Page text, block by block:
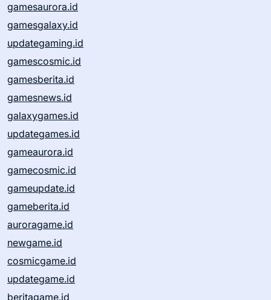
gamesaurora.id
gamesgalaxy.id
updategaming.id
gamescosmic.id
gamesberita.id
gamesnews.id
galaxygames.id
updategames.id
gameaurora.id
gamecosmic.id
gameupdate.id
gameberita.id
auroragame.id
newgame.id
cosmicgame.id
updategame.id
beritagame.id